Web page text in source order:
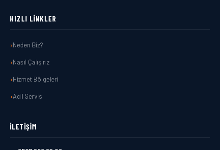
HIZLI LINKLER
Neden Biz?
Nasıl Çalışırız
Hizmet Bölgeleri
Acil Servis
İLETIŞIM